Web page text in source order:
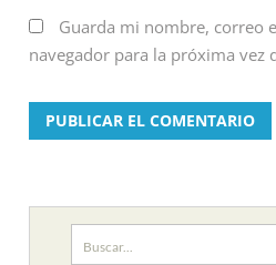
Guarda mi nombre, correo
navegador para la próxima vez